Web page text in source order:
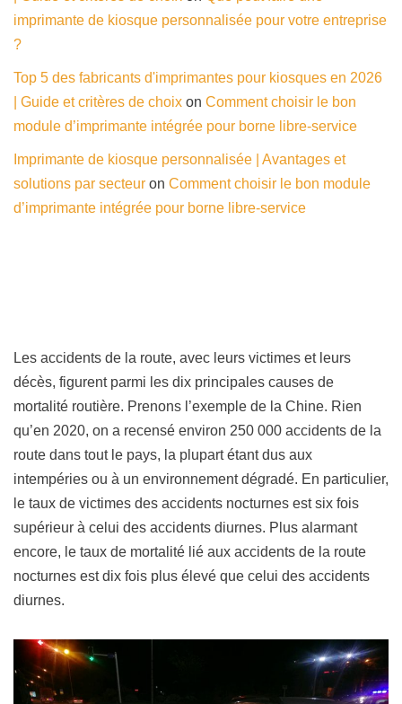
imprimante de kiosque personnalisée pour votre entreprise
?
Top 5 des fabricants d'imprimantes pour kiosques en 2026
| Guide et critères de choix on Comment choisir le bon
module d’imprimante intégrée pour borne libre-service
Imprimante de kiosque personnalisée | Avantages et
solutions par secteur on Comment choisir le bon module
d’imprimante intégrée pour borne libre-service
Les accidents de la route, avec leurs victimes et leurs
décès, figurent parmi les dix principales causes de
mortalité routière. Prenons l’exemple de la Chine. Rien
qu’en 2020, on a recensé environ 250 000 accidents de la
route dans tout le pays, la plupart étant dus aux
intempéries ou à un environnement dégradé. En particulier,
le taux de victimes des accidents nocturnes est six fois
supérieur à celui des accidents diurnes. Plus alarmant
encore, le taux de mortalité lié aux accidents de la route
nocturnes est dix fois plus élevé que celui des accidents
diurnes.